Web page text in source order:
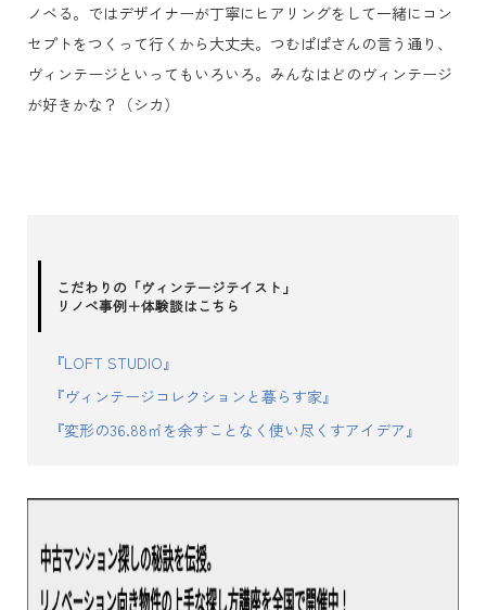
ノベる。ではデザイナーが丁寧にヒアリングをして一緒にコン
セプトをつくって行くから大丈夫。つむぱぱさんの言う通り、
ヴィンテージといってもいろいろ。みんなはどのヴィンテージ
が好きかな？（シカ）
こだわりの「ヴィンテージテイスト」
リノベ事例＋体験談はこちら
『LOFT STUDIO』
『ヴィンテージコレクションと暮らす家』
『変形の36.88㎡を余すことなく使い尽くすアイデア』